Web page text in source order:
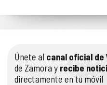
Únete al canal oficial de
de Zamora y recibe
directamente en tu móvil